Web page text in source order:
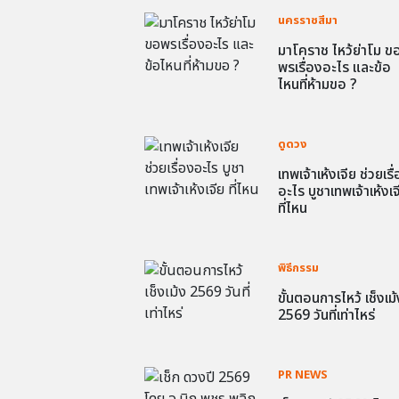
นครราชสีมา
มาโคราช ไหว้ย่าโม ข
พรเรื่องอะไร และข้อ
ไหนที่ห้ามขอ ?
ดูดวง
เทพเจ้าเห้งเจีย ช่วยเ
อะไร บูชาเทพเจ้าเห้งเ
ที่ไหน
พิธีกรรม
ขั้นตอนการไหว้ เช็งเ
2569 วันที่เท่าไหร่
PR NEWS